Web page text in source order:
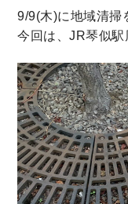
9/9(木)に地域清掃
今回は、JR琴似駅